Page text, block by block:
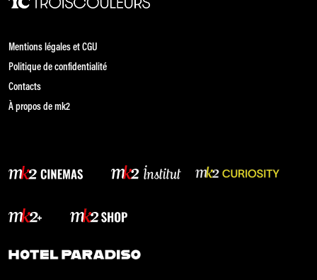
Mentions légales et CGU
Politique de confidentialité
Contacts
À propos de mk2